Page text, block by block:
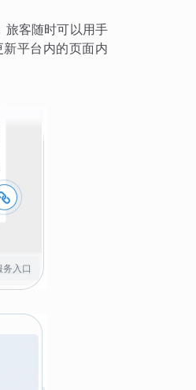
旅客随时可以用手
平台内的页面内
入口